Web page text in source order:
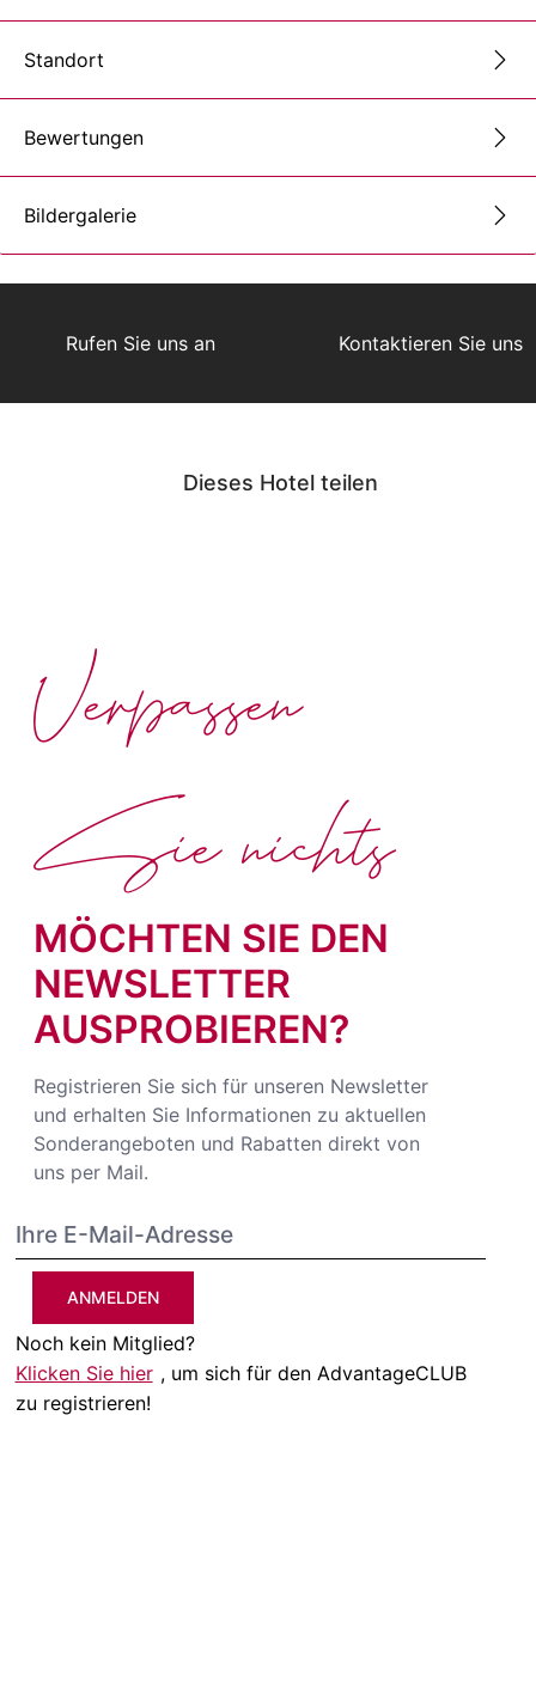
Standort
Bewertungen
Bildergalerie
Rufen Sie uns an Kontaktieren Sie uns
Dieses Hotel teilen
MÖCHTEN SIE DEN
NEWSLETTER
AUSPROBIEREN?
Registrieren Sie sich für unseren Newsletter
und erhalten Sie Informationen zu aktuellen
Sonderangeboten und Rabatten direkt von
uns per Mail.
ANMELDEN
Noch kein Mitglied?
Klicken Sie hier , um sich für den AdvantageCLUB
zu registrieren!
Verpassen
Sie nichts